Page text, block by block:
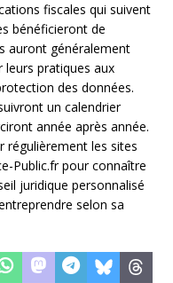
fiscales qui suivent
bénéficieront de
auront généralement
pratiques aux
des données.
un calendrier
année après année.
régulièrement les sites
Public.fr pour connaître
juridique personnalisé
selon sa